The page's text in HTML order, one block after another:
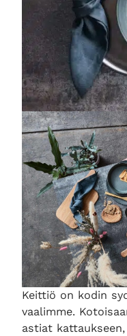
Keittiö on kodin
vaalimme.
astiat